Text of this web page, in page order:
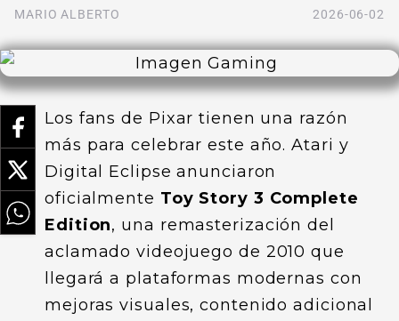
MARIO ALBERTO 2026-06-02
Los fans de Pixar tienen una razón
más para celebrar este año. Atari y
Digital Eclipse anunciaron
oficialmente Toy Story 3 Complete
Edition, una remasterización del
aclamado videojuego de 2010 que
llegará a plataformas modernas con
mejoras visuales, contenido adicional